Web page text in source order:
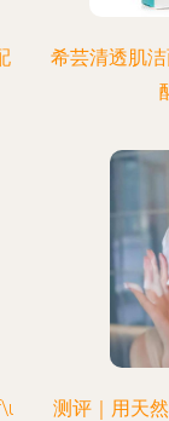
希芸清透肌
测评｜用天